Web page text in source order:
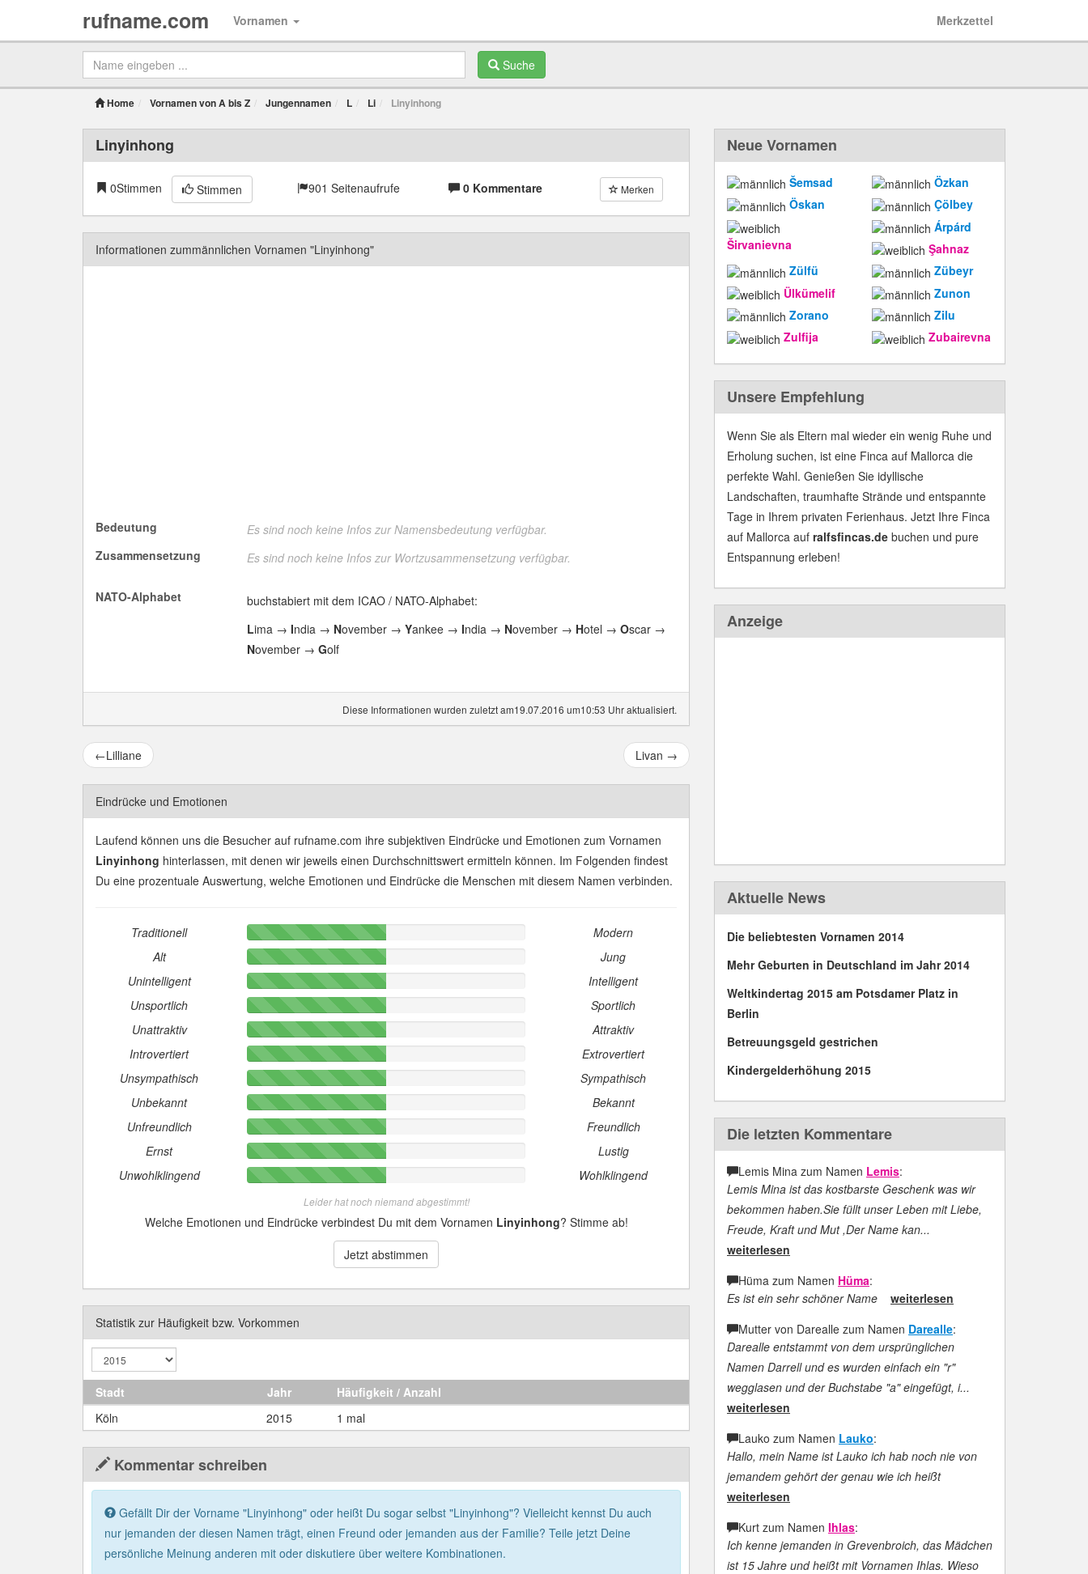
rufname.com Vornamen Merkzettel
Suche
Home Vornamen von A bis Z Jungennamen L Li Linyinhong
Linyinhong
0Stimmen Stimmen 901 Seitenaufrufe 0 Kommentare Merken
Informationen zummännlichen Vornamen "Linyinhong"
Bedeutung
Es sind noch keine Infos zur Namensbedeutung verfügbar.
Zusammensetzung
Es sind noch keine Infos zur Wortzusammensetzung verfügbar.
NATO-Alphabet
buchstabiert mit dem ICAO / NATO-Alphabet:
Lima → India → November → Yankee → India → November → Hotel → Oscar →
November → Golf
Diese Informationen wurden zuletzt am19.07.2016 um10:53 Uhr aktualisiert.
←Lilliane Livan →
Eindrücke und Emotionen
Laufend können uns die Besucher auf rufname.com ihre subjektiven Eindrücke und Emotionen zum Vornamen
Linyinhong hinterlassen, mit denen wir jeweils einen Durchschnittswert ermitteln können. Im Folgenden findest
Du eine prozentuale Auswertung, welche Emotionen und Eindrücke die Menschen mit diesem Namen verbinden.
Traditionell
Modern
Alt
Jung
Unintelligent
Intelligent
Unsportlich
Sportlich
Unattraktiv
Attraktiv
Introvertiert
Extrovertiert
Unsympathisch
Sympathisch
Unbekannt
Bekannt
Unfreundlich
Freundlich
Ernst
Lustig
Unwohlklingend
Wohlklingend
Leider hat noch niemand abgestimmt!
Welche Emotionen und Eindrücke verbindest Du mit dem Vornamen Linyinhong? Stimme ab!
Jetzt abstimmen
Statistik zur Häufigkeit bzw. Vorkommen
Stadt Jahr
Häufigkeit / Anzahl
Köln
2015 1 mal
Kommentar schreiben
Gefällt Dir der Vorname "Linyinhong" oder heißt Du sogar selbst "Linyinhong"? Vielleicht kennst Du auch
nur jemanden der diesen Namen trägt, einen Freund oder jemanden aus der Familie? Teile jetzt Deine
persönliche Meinung anderen mit oder diskutiere über weitere Kombinationen.
Neue Vornamen
Šemsad
Özkan
Öskan
Çölbey
Širvanievna
Árpárd
Şahnaz
Zülfü
Zübeyr
Ülkümelif
Zunon
Zorano
Zilu
Zulfija
Zubairevna
Unsere Empfehlung
Wenn Sie als Eltern mal wieder ein wenig Ruhe und
Erholung suchen, ist eine Finca auf Mallorca die
perfekte Wahl. Genießen Sie idyllische
Landschaften, traumhafte Strände und entspannte
Tage in Ihrem privaten Ferienhaus. Jetzt Ihre Finca
auf Mallorca auf ralfsfincas.de buchen und pure
Entspannung erleben!
Anzeige
Aktuelle News
Die beliebtesten Vornamen 2014
Mehr Geburten in Deutschland im Jahr 2014
Weltkindertag 2015 am Potsdamer Platz in
Berlin
Betreuungsgeld gestrichen
Kindergelderhöhung 2015
Die letzten Kommentare
Lemis Mina zum Namen Lemis:
Lemis Mina ist das kostbarste Geschenk was wir
bekommen haben.Sie füllt unser Leben mit Liebe,
Freude, Kraft und Mut ,Der Name kan...
weiterlesen
Hüma zum Namen Hüma:
Es ist ein sehr schöner Name
weiterlesen
Mutter von Darealle zum Namen Darealle:
Darealle entstammt von dem ursprünglichen
Namen Darrell und es wurden einfach ein "r"
wegglasen und der Buchstabe "a" eingefügt, i...
weiterlesen
Lauko zum Namen Lauko:
Hallo, mein Name ist Lauko ich hab noch nie von
jemandem gehört der genau wie ich heißt
weiterlesen
Kurt zum Namen Ihlas:
Ich kenne jemanden in Grevenbroich, das Mädchen
ist 15 Jahre und heißt mit Vornamen Ihlas. Wieso